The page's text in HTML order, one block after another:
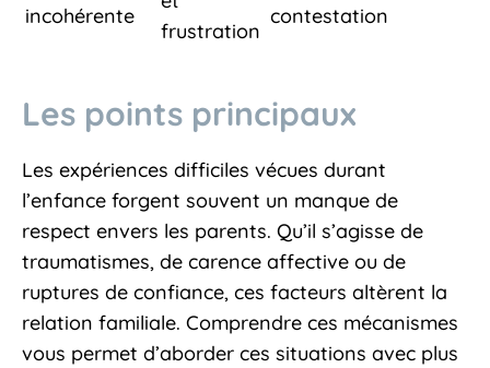
incohérente
frustration
contestation
Les points principaux
Les expériences difficiles vécues durant
l’enfance forgent souvent un manque de
respect envers les parents. Qu’il s’agisse de
traumatismes, de carence affective ou de
ruptures de confiance, ces facteurs altèrent la
relation familiale. Comprendre ces mécanismes
vous permet d’aborder ces situations avec plus